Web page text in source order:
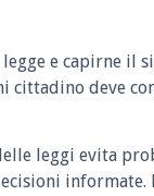
e capirne il
cittadino deve
leggi evita
informate.